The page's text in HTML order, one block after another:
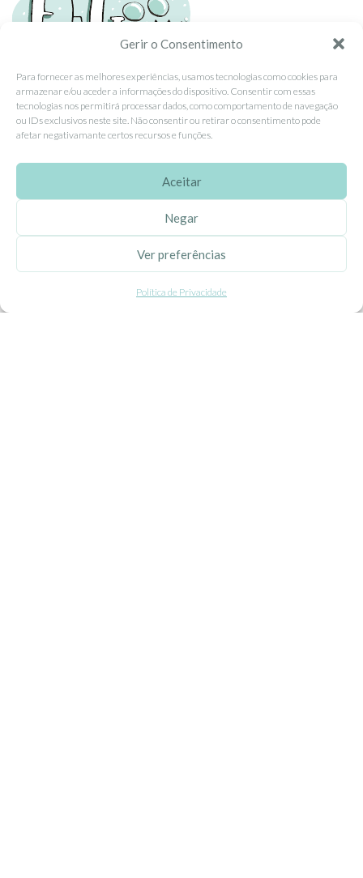
Gerir o Consentimento
Para fornecer as melhores experiências, usamos tecnologias como cookies para
armazenar e/ou aceder a informações do dispositivo. Consentir com essas
tecnologias nos permitirá processar dados, como comportamento de navegação
ou IDs exclusivos neste site. Não consentir ou retirar o consentimento pode
afetar negativamante certos recursos e funções.
Aceitar
Negar
Ver preferências
Política de Privacidade
Tel: (351) 234095278 Custo de Chamada para Rede Fixa Nacional
Email: info@ehgoom.com
Rua José Afonso, Nº 50, 3800-438 Aveiro, Portugal
Sobre Nós
Propriedade Intelectual
Colaboração com Bloggers